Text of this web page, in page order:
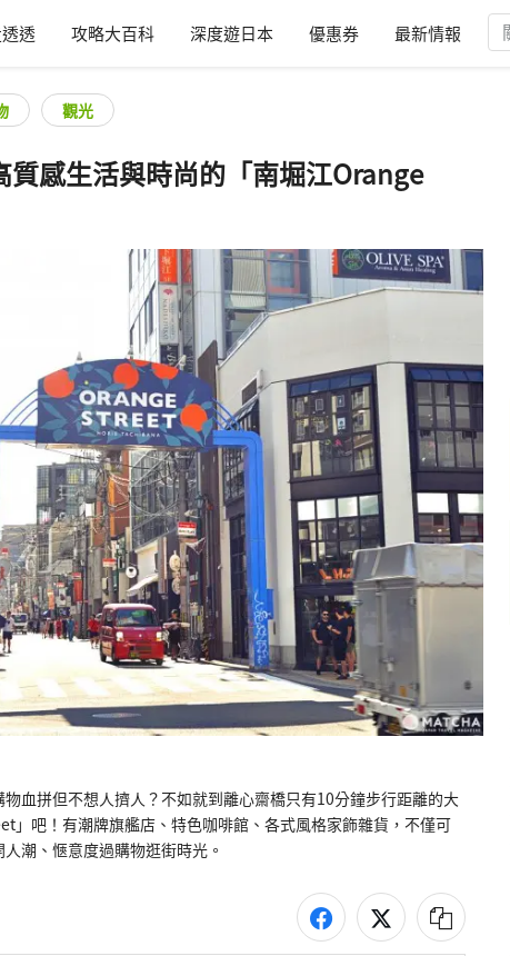
透 攻略大百科 深度遊日本 優惠券 最新情報
觀光
質感生活與時尚的「南堀江Orange
血拼但不想人擠人？不如就到離心齋橋只有10分鐘步行距離的大
」吧！有潮牌旗艦店、特色咖啡館、各式風格家飾雜貨，不僅可
潮、愜意度過購物逛街時光。